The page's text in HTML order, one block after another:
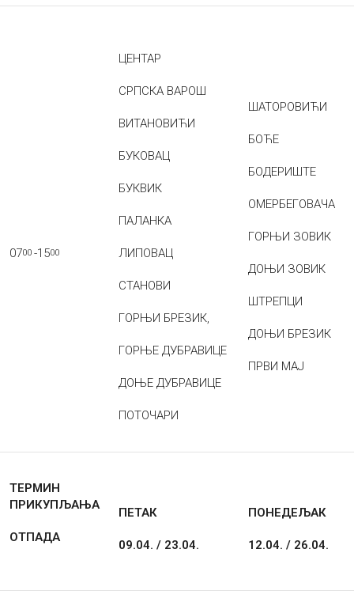
0700 -1500
ЦЕНТАР
СРПСКА ВАРОШ
ВИТАНОВИЋИ
БУКОВАЦ
БУКВИК
ПАЛАНКА
ЛИПОВАЦ
СТАНОВИ
ГОРЊИ БРЕЗИК,
ГОРЊЕ ДУБРАВИЦЕ
ДОЊЕ ДУБРАВИЦЕ
ПОТОЧАРИ
ШАТОРОВИЋИ
БОЋЕ
БОДЕРИШТЕ
ОМЕРБЕГОВАЧА
ГОРЊИ ЗОВИК
ДОЊИ ЗОВИК
ШТРЕПЦИ
ДОЊИ БРЕЗИК
ПРВИ МАЈ
ТЕРМИН
ПРИКУПЉАЊА
ОТПАДА
ПЕТАК
09.04. / 23.04.
ПОНЕДЕЉАК
12.04. / 26.04.